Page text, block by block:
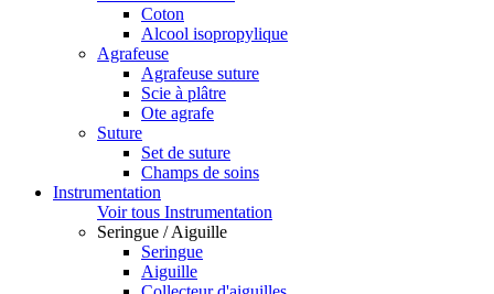
Coton
Alcool isopropylique
Agrafeuse
Agrafeuse suture
Scie à plâtre
Ote agrafe
Suture
Set de suture
Champs de soins
Instrumentation
Voir tous Instrumentation
Seringue / Aiguille
Seringue
Aiguille